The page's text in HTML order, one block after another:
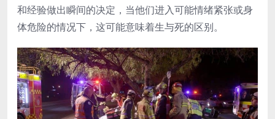
和经验做出瞬间的决定，当他们进入可能情绪紧张或身
体危险的情况下，这可能意味着生与死的区别。